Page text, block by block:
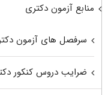
منابع آزمون دکتری
سرفصل های آزمون
ضرایب دروس کنکور